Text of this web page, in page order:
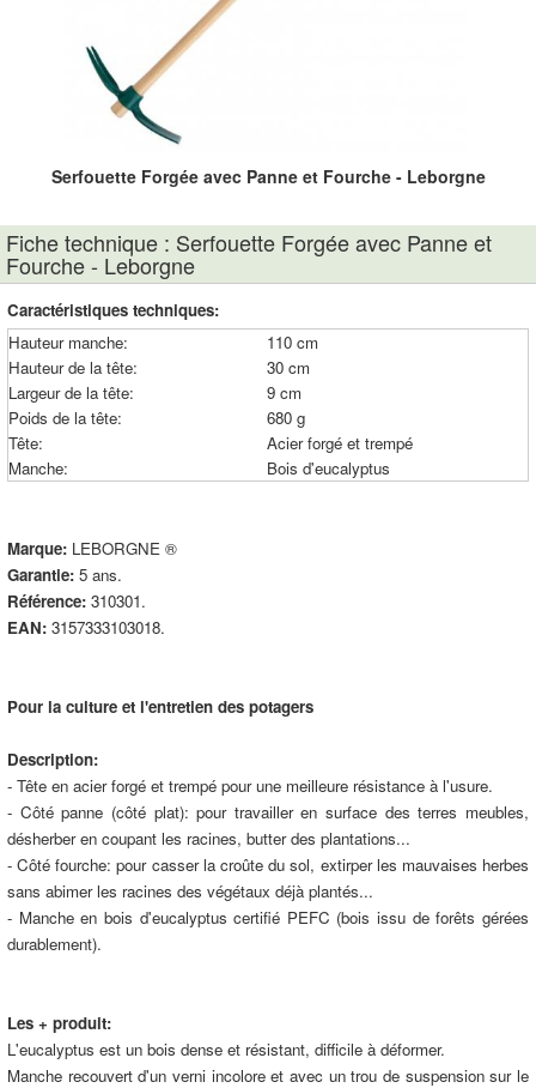
Serfouette Forgée avec Panne et Fourche - Leborgne
Fiche technique : Serfouette Forgée avec Panne et
Fourche - Leborgne
Caractéristiques techniques:
Hauteur manche:
110 cm
Hauteur de la tête:
30 cm
Largeur de la tête:
9 cm
Poids de la tête:
680 g
Tête:
Acier forgé et trempé
Manche:
Bois d'eucalyptus
Marque: LEBORGNE ®
Garantie: 5 ans.
Référence: 310301.
EAN: 3157333103018.
Pour la culture et l'entretien des potagers
Description:
- Tête en acier forgé et trempé pour une meilleure résistance à l'usure.
- Côté panne (côté plat): pour travailler en surface des terres meubles,
désherber en coupant les racines, butter des plantations...
- Côté fourche: pour casser la croûte du sol, extirper les mauvaises herbes
sans abimer les racines des végétaux déjà plantés...
- Manche en bois d'eucalyptus certifié PEFC (bois issu de forêts gérées
durablement).
Les + produit:
L'eucalyptus est un bois dense et résistant, difficile à déformer.
Manche recouvert d'un verni incolore et avec un trou de suspension sur le